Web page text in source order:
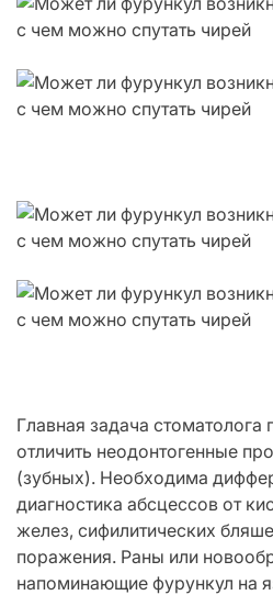
Главная задача стоматолога
отличить неодонтогенные
(зубных). Необходима
диагностика абсцессов от
желез, сифилитических
поражения. Раны или
напоминающие фурункул на